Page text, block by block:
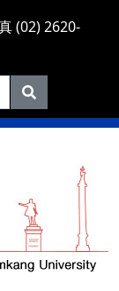
(02) 2620-